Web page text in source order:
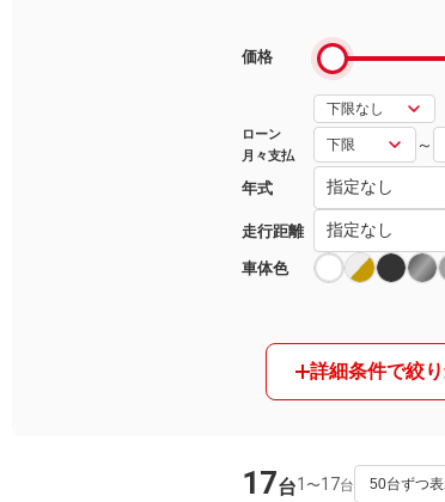
価格
ローン
月々支払
～
年式
走行距離
車体色
詳細条件で絞
17台1 〜17台